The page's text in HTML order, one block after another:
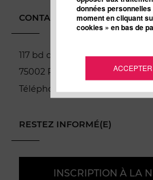
données personnelles
moment en cliquant
cookies » en bas de
ACCEPTER
CONTACT
117 bd de Sébastopol
75002 Paris
Téléphone :
RESTEZ INFORMÉ(E)
INSCRIPTION À LA